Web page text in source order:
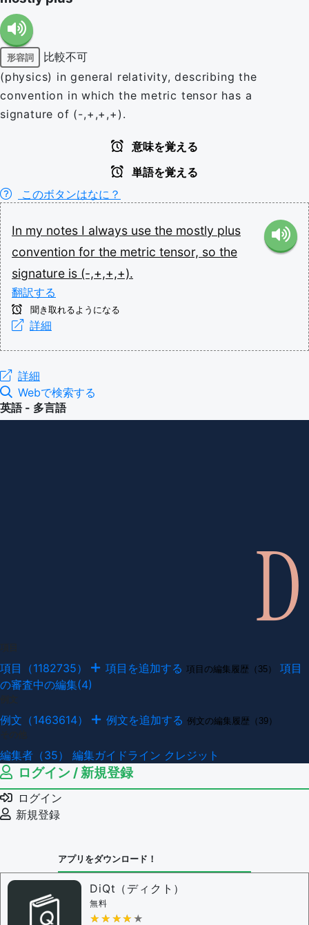
形容詞
比較不可
(physics) in general relativity, describing the
convention in which the metric tensor has a
signature of (-,+,+,+).
意味を覚える
単語を覚える
このボタンはなに？
In my notes I always use the mostly plus
convention for the metric tensor, so the
signature is (-,+,+,+).
翻訳する
聞き取れるようになる
詳細
詳細
Webで検索する
英語 - 多言語
項目（1182735） 項目を追加する 項目の編集履歴（35）
項目
の審査中の編集(4)
例文（1463614） 例文を追加する 例文の編集履歴（39）
編集者（35） 編集ガイドライン クレジット
ログイン / 新規登録
ログイン
新規登録
アプリをダウンロード！
DiQt（ディクト）
無料
★★★★★
★★★★★